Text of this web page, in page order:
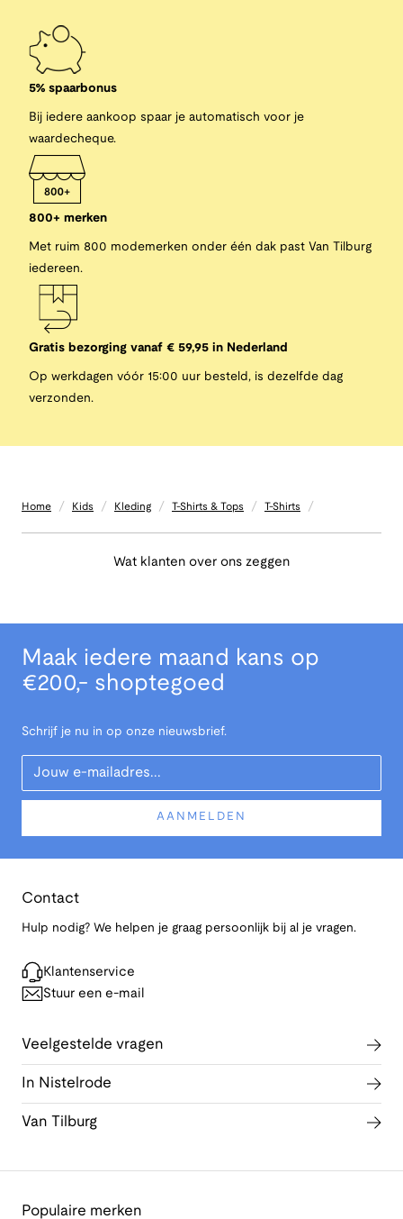
5% spaarbonus
Bij iedere aankoop spaar je automatisch voor je
waardecheque.
800+ merken
Met ruim 800 modemerken onder één dak past Van Tilburg
iedereen.
Gratis bezorging vanaf € 59,95 in Nederland
Op werkdagen vóór 15:00 uur besteld, is dezelfde dag
verzonden.
Home / Kids / Kleding / T-Shirts & Tops / T-Shirts /
Wat klanten over ons zeggen
Maak iedere maand kans op
€200,- shoptegoed
Schrijf je nu in op onze nieuwsbrief.
Your Email
AANMELDEN
Contact
Hulp nodig? We helpen je graag persoonlijk bij al je vragen.
Klantenservice
Stuur een e-mail
Veelgestelde vragen
In Nistelrode
Van Tilburg
Populaire merken